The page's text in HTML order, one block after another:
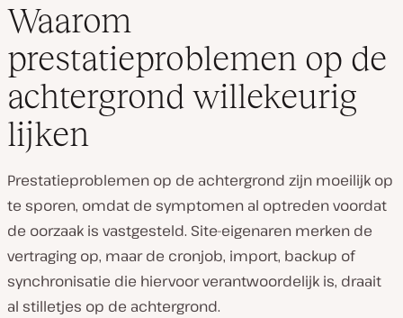
Waarom
prestatieproblemen op de
achtergrond willekeurig
lijken
Prestatieproblemen op de achtergrond zijn moeilijk op
te sporen, omdat de symptomen al optreden voordat
de oorzaak is vastgesteld. Site-eigenaren merken de
vertraging op, maar de cronjob, import, backup of
synchronisatie die hiervoor verantwoordelijk is, draait
al stilletjes op de achtergrond.